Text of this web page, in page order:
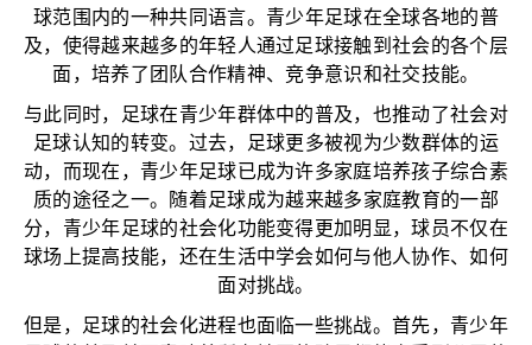
球范围内的一种共同语言。青少年足球在全球各地的普
及，使得越来越多的年轻人通过足球接触到社会的各个层
面，培养了团队合作精神、竞争意识和社交技能。
与此同时，足球在青少年群体中的普及，也推动了社会对
足球认知的转变。过去，足球更多被视为少数群体的运
动，而现在，青少年足球已成为许多家庭培养孩子综合素
质的途径之一。随着足球成为越来越多家庭教育的一部
分，青少年足球的社会化功能变得更加明显，球员不仅在
球场上提高技能，还在生活中学会如何与他人协作、如何
面对挑战。
但是，足球的社会化进程也面临一些挑战。首先，青少年